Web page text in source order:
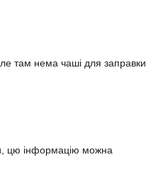
там нема чаші для заправки
цю інформацію можна